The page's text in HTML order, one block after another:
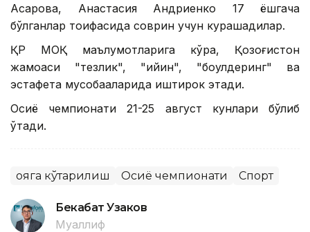
Асқарова, Анастасия Андриенко 17 ёшгача
бўлганлар тоифасида соврин учун курашадилар.
ҚР МОҚ маълумотларига кўра, Қозоғистон
жамоаси "тезлик", "қийин", "боулдеринг" ва
эстафета мусобақаларида иштирок этади.
Осиё чемпионати 21-25 август кунлари бўлиб
ўтади.
Қояга кўтарилиш Осиё чемпионати Спорт
Бекабат Узаков
Муаллиф